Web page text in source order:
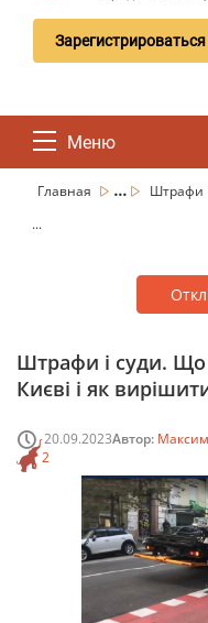
Зарегистрироваться
Меню
Главная ...
Штрафи
...
Штрафи і суди. Що
Києві і як
20.09.2023Автор:
2